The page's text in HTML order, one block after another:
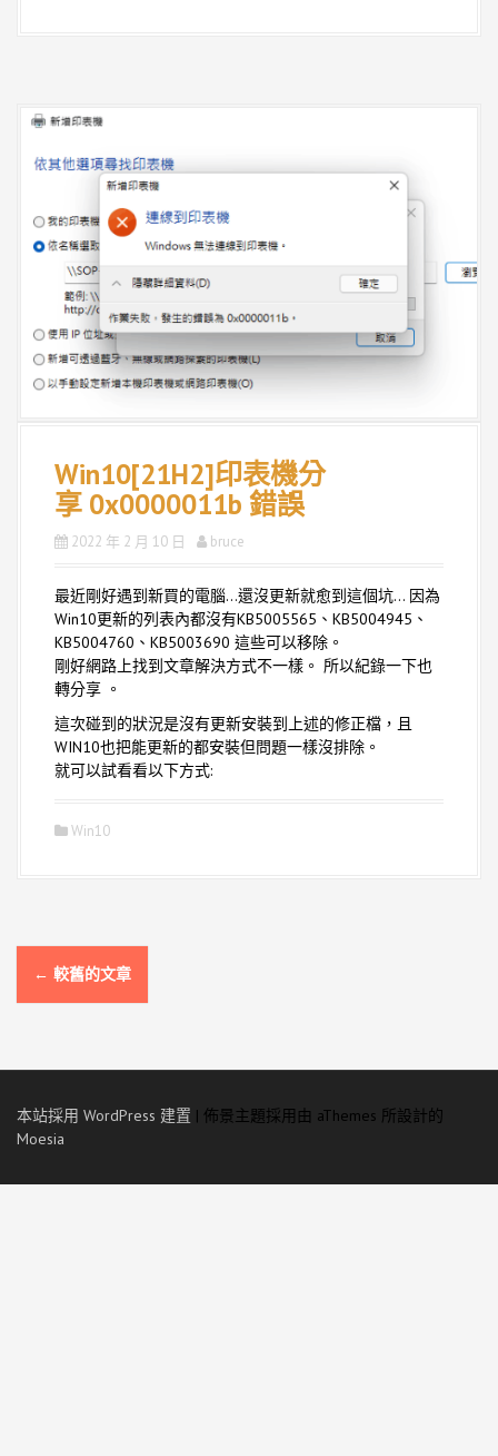
Win10[21H2]印表機分
享 0x0000011b 錯誤
2022 年 2 月 10 日 bruce
最近剛好遇到新買的電腦…還沒更新就愈到這個坑… 因為
Win10更新的列表內都沒有KB5005565、KB5004945、
KB5004760、KB5003690 這些可以移除。
剛好網路上找到文章解決方式不一樣。 所以紀錄一下也
轉分享 。
這次碰到的狀況是沒有更新安裝到上述的修正檔，且
WIN10也把能更新的都安裝但問題一樣沒排除。
就可以試看看以下方式:
Win10
文
章
覽
列
← 較舊的文章
本站採用 WordPress 建置 | 佈景主題採用由 aThemes 所設計的
Moesia